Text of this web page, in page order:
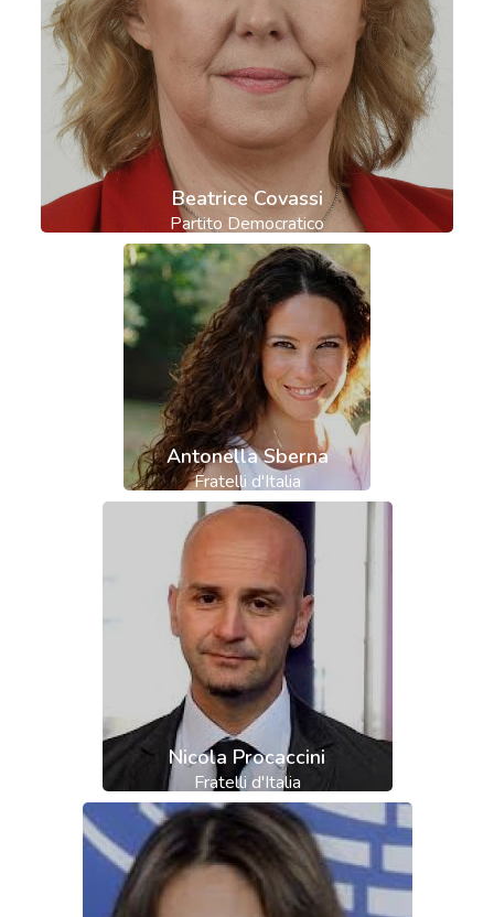
Beatrice Covassi
Partito Democratico
Antonella Sberna
Fratelli d'Italia
Nicola Procaccini
Fratelli d'Italia